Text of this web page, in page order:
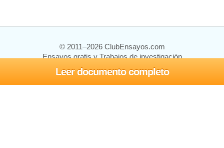
Leer documento completo
© 2011–2026 ClubEnsayos.com
Ensayos gratis y Trabajos de investigación